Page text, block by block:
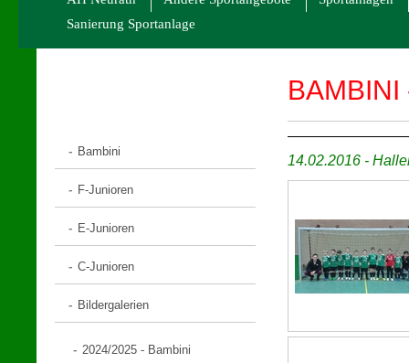
Sanierung Sportanlage
Bambini
F-Junioren
E-Junioren
C-Junioren
Bildergalerien
2024/2025 - Bambini
14.02.2016 -